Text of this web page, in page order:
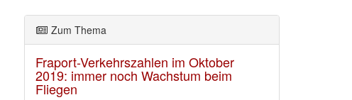
Zum Thema
Fraport-Verkehrszahlen im Oktober
2019: immer noch Wachstum beim
Fliegen